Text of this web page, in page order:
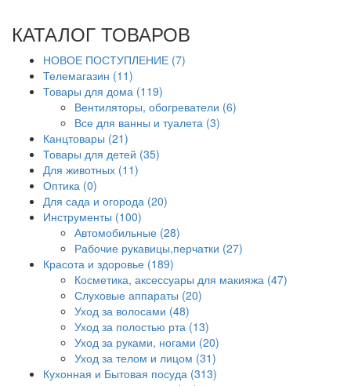
КАТАЛОГ ТОВАРОВ
НОВОЕ ПОСТУПЛЕНИЕ (7)
Телемагазин (11)
Товары для дома (119)
Вентиляторы, обогреватели (6)
Все для ванны и туалета (3)
Канцтовары (21)
Товары для детей (35)
Для животных (11)
Оптика (0)
Для сада и огорода (20)
Инструменты (100)
Автомобильные (28)
Рабочие рукавицы,перчатки (27)
Красота и здоровье (189)
Косметика, аксессуары для макияжа (47)
Слуховые аппараты (20)
Уход за волосами (48)
Уход за полостью рта (13)
Уход за руками, ногами (20)
Уход за телом и лицом (31)
Кухонная и Бытовая посуда (313)